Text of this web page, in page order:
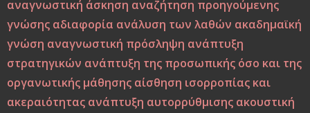
Εσύ φταις, φώναξε, εσύ!
Μεταξύ σφύρας και άκμονος. Η νεότητα της ελπίδας ως
ελπίδα των νέων
Από τη Βιοπαιδαγωγική στη Ζωοπαιδαγωγική;
αναγνωστική άσκηση αναζήτηση προηγούμενης
γνώσης αδιαφορία ανάλυση των λαθών ακαδημαϊκή
γνώση αναγνωστική πρόσληψη ανάπτυξη
στρατηγικών ανάπτυξη της προσωπικής όσο και της
οργανωτικής μάθησης αίσθηση ισορροπίας και
ακεραιότητας ανάπτυξη αυτορρύθμισης ακουστική